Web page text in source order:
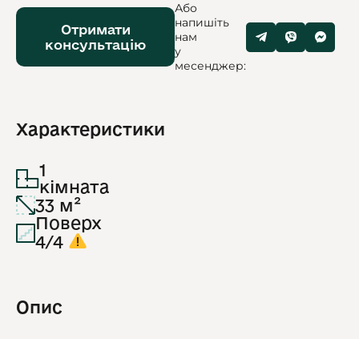
Отримати
консультацію
Або
напишіть
нам
у
месенджер:
Характеристики
1
кімната
33 м²
Поверх
4/4
Опис